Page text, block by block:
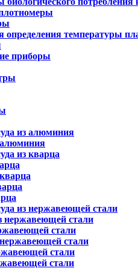
определения температуры
приборы
из алюминия
из кварца
из нержавеющей стали
нержавеющей стали
стали
стали
стали
стали